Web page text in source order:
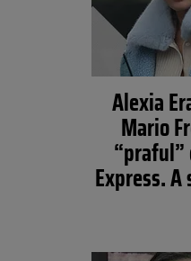
Alexia
Mario
“praful”
Express.